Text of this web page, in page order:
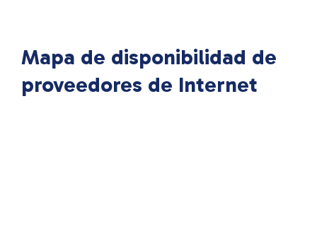
Mapa de disponibilidad de
proveedores de Internet